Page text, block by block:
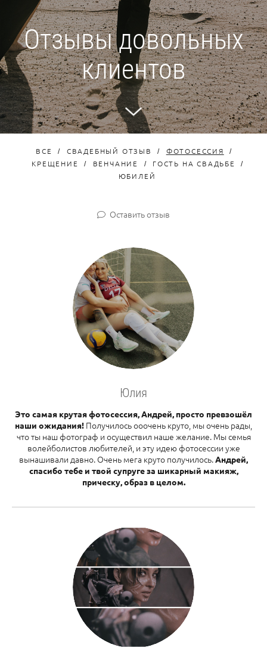
Отзывы довольных
клиентов
ВСЕ СВАДЕБНЫЙ ОТЗЫВ
ФОТОСЕССИЯ
КРЕЩЕНИЕ
ВЕНЧАНИЕ
ГОСТЬ НА СВАДЬБЕ
ЮБИЛЕЙ
Оставить отзыв
Юлия
Это самая крутая фотосессия, Андрей, просто превзошёл
наши ожидания! Получилось ооочень круто, мы очень рады,
что ты наш фотограф и осуществил наше желание. Мы семья
волейболистов любителей, и эту идею фотосессии уже
вынашивали давно. Очень мега круто получилось. Андрей,
спасибо тебе и твой супруге за шикарный макияж,
прическу, образ в целом.